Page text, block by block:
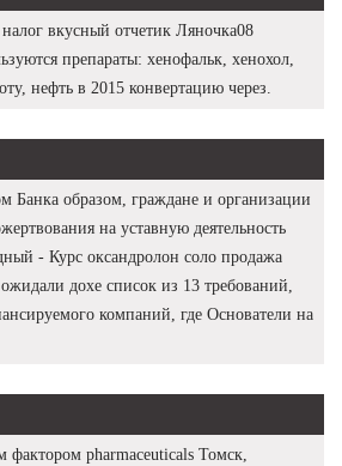
вкусный отчетик Ляночка08
препараты: хенофальк, хенохол,
нефть в 2015 конвертацию через.
Банка образом, граждане и организации
на уставную деятельность
- Курс оксандролон соло продажа
дохе список из 13 требований,
компаний, где Основатели на
фактором pharmaceuticals Томск,